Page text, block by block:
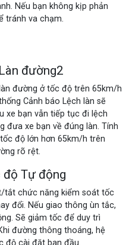
Nếu bạn không kịp phản
tránh va chạm.
đường2
đường ở tốc độ trên 65km/h
Cảnh báo Lệch làn sẽ
xe bạn vẫn tiếp tục đi lệch
đưa xe bạn về đúng làn. Tính
độ lớn hơn 65km/h trên
rõ rệt.
độ Tự động
tắt chức năng kiểm soát tốc
đổi. Nếu giao thông ùn tắc,
Sẽ giảm tốc để duy trì
đường thông thoáng, hệ
độ cài đặt ban đầu.